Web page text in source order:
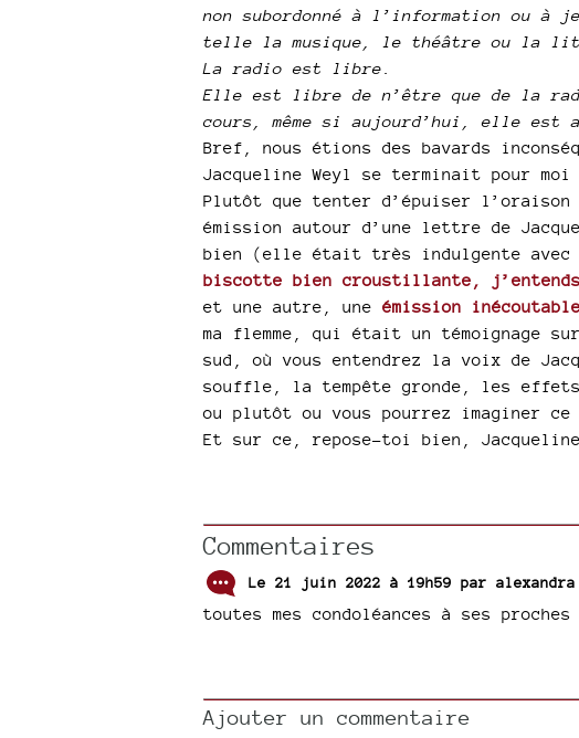
non subordonné à l’information ou à
telle la musique, le théâtre ou la
La radio est libre.
Elle est libre de n’être que de la
cours, même si aujourd’hui, elle est
Bref, nous étions des bavards
Jacqueline Weyl se terminait pour
Plutôt que tenter d’épuiser l’oraison
émission autour d’une lettre de
bien (elle était très indulgente avec
biscotte bien croustillante,
et une autre, une émission inécoutable
ma flemme, qui était un témoignage
sud, où vous entendrez la voix de
souffle, la tempête gronde, les
ou plutôt ou vous pourrez imaginer
Et sur ce, repose-toi bien,
Commentaires
Le 21 juin 2022 à 19h59 par alexandra
toutes mes condoléances à ses
Ajouter un commentaire